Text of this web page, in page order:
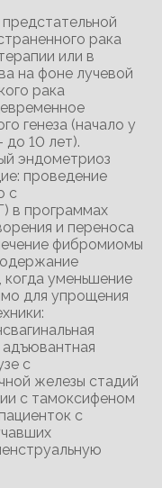
предстательной
рака
или в
на фоне лучевой
рака
генеза (начало у
до 10 лет).
эндометриоз
проведение
с
в программах
и переноса
фибромиомы
когда уменьшение
для упрощения
адъювантная
с
железы стадий
с тамоксифеном
с